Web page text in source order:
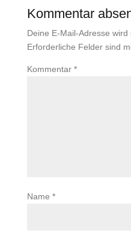
Kommentar
Deine E-Mail-Adresse wird
Erforderliche Felder sind
Kommentar *
Name *